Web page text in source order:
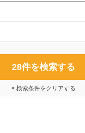
28件を検索する
× 検索条件をクリアする